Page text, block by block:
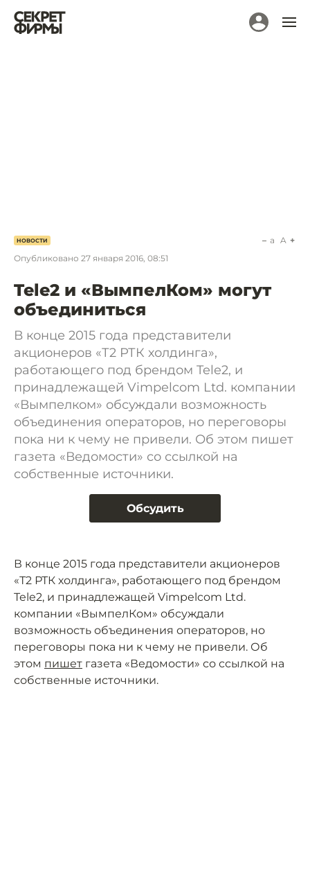
НОВОСТИ
Опубликовано 27 января 2016, 08:51
a A
Tele2 и «ВымпелКом» могут
объединиться
В конце 2015 года представители
акционеров «Т2 РТК холдинга»,
работающего под брендом Tele2, и
принадлежащей Vimpelcom Ltd. компании
«Вымпелком» обсуждали возможность
объединения операторов, но переговоры
пока ни к чему не привели. Об этом пишет
газета «Ведомости» со ссылкой на
собственные источники.
Обсудить
В конце 2015 года представители акционеров
«Т2 РТК холдинга», работающего под брендом
Tele2, и принадлежащей Vimpelcom Ltd.
компании «ВымпелКом» обсуждали
возможность объединения операторов, но
переговоры пока ни к чему не привели. Об
этом пишет газета «Ведомости» со ссылкой на
собственные источники.